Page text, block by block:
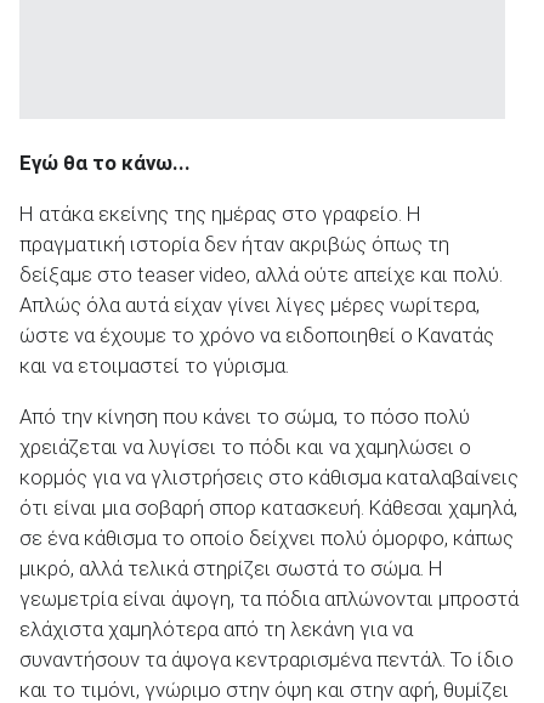
Εγώ θα το κάνω...
Η ατάκα εκείνης της ημέρας στο γραφείο. Η
πραγματική ιστορία δεν ήταν ακριβώς όπως τη
δείξαμε στο teaser video, αλλά ούτε απείχε και πολύ.
Απλώς όλα αυτά είχαν γίνει λίγες μέρες νωρίτερα,
ώστε να έχουμε το χρόνο να ειδοποιηθεί ο Κανατάς
και να ετοιμαστεί το γύρισμα.
Από την κίνηση που κάνει το σώμα, το πόσο πολύ
χρειάζεται να λυγίσει το πόδι και να χαμηλώσει ο
κορμός για να γλιστρήσεις στο κάθισμα καταλαβαίνεις
ότι είναι μια σοβαρή σπορ κατασκευή. Κάθεσαι χαμηλά,
σε ένα κάθισμα το οποίο δείχνει πολύ όμορφο, κάπως
μικρό, αλλά τελικά στηρίζει σωστά το σώμα. Η
γεωμετρία είναι άψογη, τα πόδια απλώνονται μπροστά
ελάχιστα χαμηλότερα από τη λεκάνη για να
συναντήσουν τα άψογα κεντραρισμένα πεντάλ. Το ίδιο
και το τιμόνι, γνώριμο στην όψη και στην αφή, θυμίζει